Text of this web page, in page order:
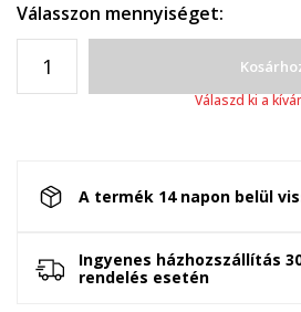
Válasszon mennyiséget:
Válaszd ki a
A termék 14 napon belül
Ingyenes házhozszállítás
rendelés esetén